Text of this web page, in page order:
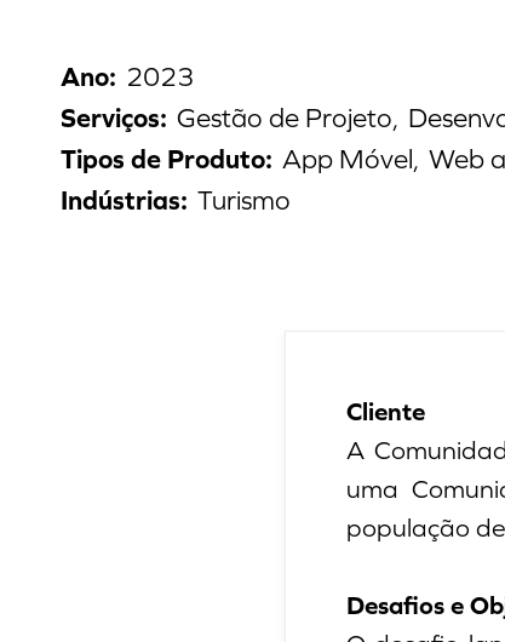
Ano: 2023
Serviços: Gestão de Projeto,
Tipos de Produto: App Móvel, Web
Indústrias: Turismo
Cliente
A
uma
população
Desafios e